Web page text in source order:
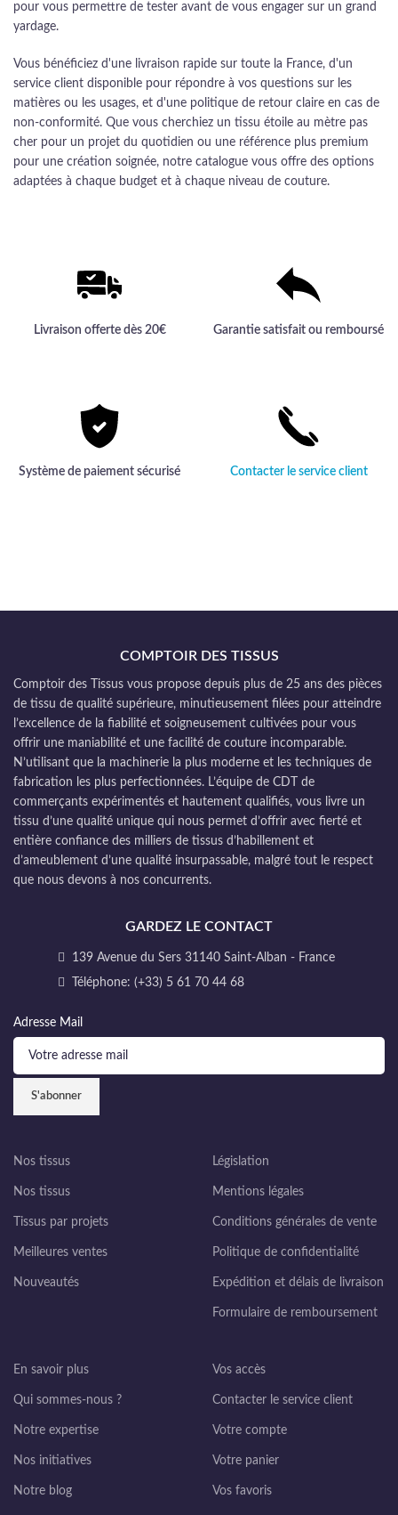
pour vous permettre de tester avant de vous engager sur un grand
yardage.
Vous bénéficiez d'une livraison rapide sur toute la France, d'un
service client disponible pour répondre à vos questions sur les
matières ou les usages, et d'une politique de retour claire en cas de
non-conformité. Que vous cherchiez un tissu étoile au mètre pas
cher pour un projet du quotidien ou une référence plus premium
pour une création soignée, notre catalogue vous offre des options
adaptées à chaque budget et à chaque niveau de couture.
Livraison offerte dès 20€ Garantie satisfait ou remboursé
Système de paiement sécurisé Contacter le service client
COMPTOIR DES TISSUS
Comptoir des Tissus vous propose depuis plus de 25 ans des pièces
de tissu de qualité supérieure, minutieusement filées pour atteindre
l’excellence de la fiabilité et soigneusement cultivées pour vous
offrir une maniabilité et une facilité de couture incomparable.
N’utilisant que la machinerie la plus moderne et les techniques de
fabrication les plus perfectionnées. L’équipe de CDT de
commerçants expérimentés et hautement qualifiés, vous livre un
tissu d’une qualité unique qui nous permet d’offrir avec fierté et
entière confiance des milliers de tissus d’habillement et
d’ameublement d’une qualité insurpassable, malgré tout le respect
que nous devons à nos concurrents.
GARDEZ LE CONTACT
139 Avenue du Sers 31140 Saint-Alban - France
Téléphone: (+33) 5 61 70 44 68
Adresse Mail
Nos tissus
Nos tissus
Tissus par projets
Meilleures ventes
Nouveautés
Législation
Mentions légales
Conditions générales de vente
Politique de confidentialité
Expédition et délais de livraison
Formulaire de remboursement
En savoir plus
Qui sommes-nous ?
Notre expertise
Nos initiatives
Notre blog
Vos accès
Contacter le service client
Votre compte
Votre panier
Vos favoris